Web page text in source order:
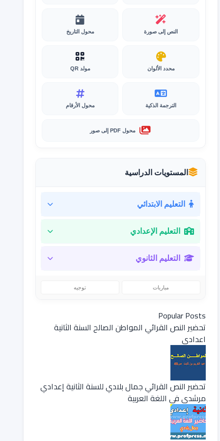
النص إلى صورة محول التاريخ
محدد الألوان مولد QR
الترجمة الذكية محول الأرقام
محول PDF إلى صور
المستويات الدراسية
التعليم الابتدائي
التعليم الإعدادي
التعليم الثانوي
مباريات توجيه
Popular Posts
تحضير النص القرائي المواطن الصالح السنة الثانية
اعدادي
تحضير النص القرائي جمال بلادي للسنة الثانية إعدادي
مرشدي في اللغة العربية